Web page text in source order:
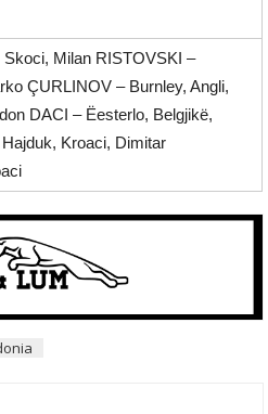
Skoci, Milan RISTOVSKI –
ÇURLINOV – Burnley, Angli,
DACI – Ëesterlo, Belgjikë,
Kroaci, Dimitar